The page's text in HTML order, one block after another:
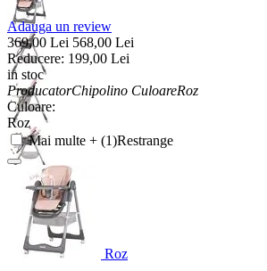
Adauga un review
369,00 Lei 568,00 Lei
Reducere: 199,00 Lei
in stoc
ProducatorChipolino CuloareRoz
Culoare:
Roz
Mai multe + (1)Restrange
Roz